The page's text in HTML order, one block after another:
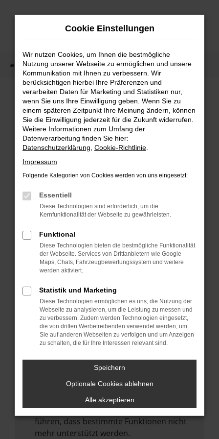
Zum
Startseite Fahrzeugangebote Fahrzeugmarkt
Fahrzeugmarkt
Fehler: Network Error
Beim Laden ist ein Fehler aufgetreten.
Hier sind ein paar Tipps, die dir helfen können:
Überprüfe deine Firewall und deine
Internetverbindung.
deine Suchmaschine?
Prüfe deine Browsererweiterungen.
Manche Erweiterungen, wie Werbeblocker,
können das Laden bestimmter Seiten
anderen Browser oder in einem privaten
Fenster?
Starte dein Gerät neu.
Das kann manchmal helfen,
vorübergehende Probleme zu beheben.
Stelle sicher, dass dein Browser und dein
Betriebssystem auf dem neuesten Stand
Veraltete Software birgt nicht nur ein
Sicherheitsrisiko, sondern kann auch dazu
führen, dass bestimmte Funktionen nicht
mehr unterstützt werden.
Cookie Einstellungen
Wir nutzen Cookies, um Ihnen die bestmögliche
Nutzung unserer Webseite zu ermöglichen und unsere
Kommunikation mit Ihnen zu verbessern. Wir
berücksichtigen hierbei Ihre Präferenzen und
verarbeiten Daten für Marketing und Statistiken nur,
wenn Sie uns Ihre Einwilligung geben. Wenn Sie zu
einem späteren Zeitpunkt Ihre Meinung ändern, können
Sie die Einwilligung jederzeit für die Zukunft widerrufen.
Weitere Informationen zum Umfang der
Datenverarbeitung finden Sie hier:
Datenschutzerklärung Cookie-Richtlinie
Impressum
Folgende Kategorien von Cookies werden von uns eingesetzt:
Essentiell
Diese Technologien sind erforderlich, um die
Kernfunktionalität der Webseite zu gewährleisten.
Funktional
Diese Technologien bieten die bestmögliche Funktionalität
der Webseite. Services von Drittanbietern wie Google
Maps, Chats, Fahrzeugbewertungssystem und weitere
werden aktiviert.
Statistik und Marketing
Diese Technologien ermöglichen es uns, die Nutzung der
Webseite zu analysieren, um die Leistung zu messen und
zu verbessern. Zudem werden Technologien eingesetzt,
die von dritten Werbetreibenden verwendet werden, um
Sie auf anderen Webseiten zu verfolgen und um Anzeigen
zu schalten, die für Ihre Interessen relevant sind.
Speichern
Optionale Cookies ablehnen
Alle akzeptieren